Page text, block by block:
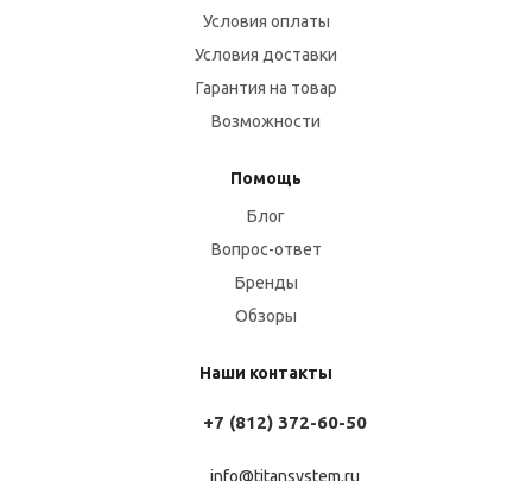
Условия оплаты
Условия доставки
Гарантия на товар
Возможности
Помощь
Блог
Вопрос-ответ
Бренды
Обзоры
Наши контакты
+7 (812) 372-60-50
info@titansystem.ru